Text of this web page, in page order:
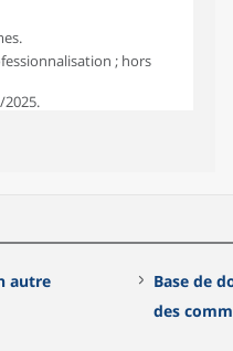
; hors
2025.
autre
Base de
des